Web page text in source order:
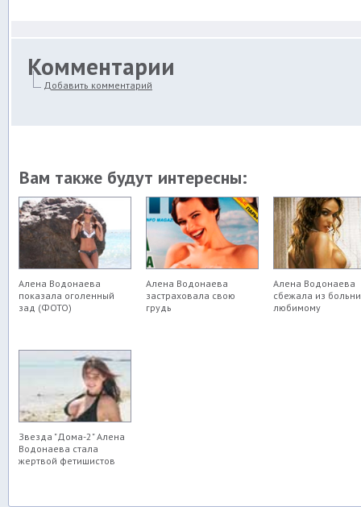
Комментарии
Добавить комментарий
Вам также будут интересны:
Алена Водонаева
показала оголенный
зад (ФОТО)
Алена Водонаева
застраховала свою
грудь
Алена Водонаева
сбежала из
любимому
Звезда "Дома-2" Алена
Водонаева стала
жертвой фетишистов